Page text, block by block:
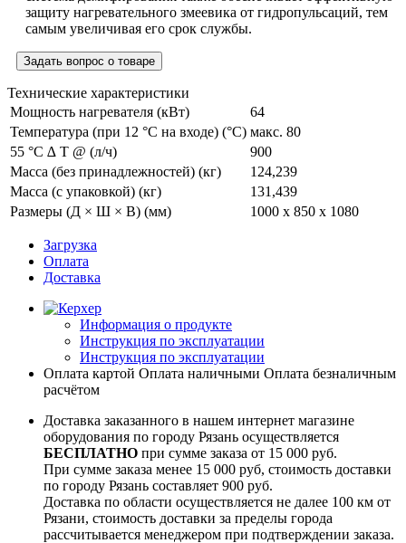
защиту нагревательного змеевика от гидропульсаций, тем
самым увеличивая его срок службы.
Задать вопрос о товаре
Технические характеристики
Мощность нагревателя (кВт)
64
Температура (при 12 °C на входе) (°C) макс. 80
55 °C ∆ T @ (л/ч)
900
Масса (без принадлежностей) (кг)
124,239
Масса (с упаковкой) (кг)
131,439
Размеры (Д × Ш × В) (мм)
1000 x 850 x 1080
Загрузка
Оплата
Доставка
Информация о продукте
Инструкция по эксплуатации
Инструкция по эксплуатации
Оплата картой Оплата наличными Оплата безналичным
расчётом
Доставка заказанного в нашем интернет магазине
оборудования по городу Рязань осуществляется
БЕСПЛАТНО при сумме заказа от 15 000 руб.
При сумме заказа менее 15 000 руб, стоимость доставки
по городу Рязань составляет 900 руб.
Доставка по области осуществляется не далее 100 км от
Рязани, стоимость доставки за пределы города
рассчитывается менеджером при подтверждении заказа.